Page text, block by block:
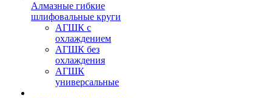
Алмазные гибкие
шлифовальные круги
АГШК с
охлаждением
АГШК без
охлаждения
АГШК
универсальные